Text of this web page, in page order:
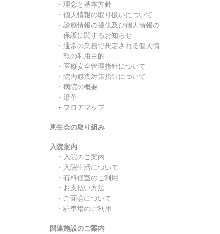
・理念と基本方針
・個人情報の取り扱いについて
・診療情報の提供及び個人情報の
保護に関するお知らせ
・通常の業務で想定される個人情
報の利用目的
・ 医療安全管理指針について
・ 院内感染対策指針について
・病院の概要
・沿革
・ フロアマップ
恵生会の取り組み
入院案内
・ 入院のご案内
・ 入院生活について
・有料個室のご利用
・ お支払い方法
・ ご面会について
・駐車場のご利用
関連施設のご案内